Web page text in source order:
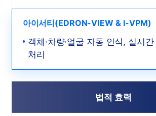
아이서티(EDRON-VIEW & I-VPM)
객체·차량·얼굴 자동 인식, 실시간
처리
법적 효력